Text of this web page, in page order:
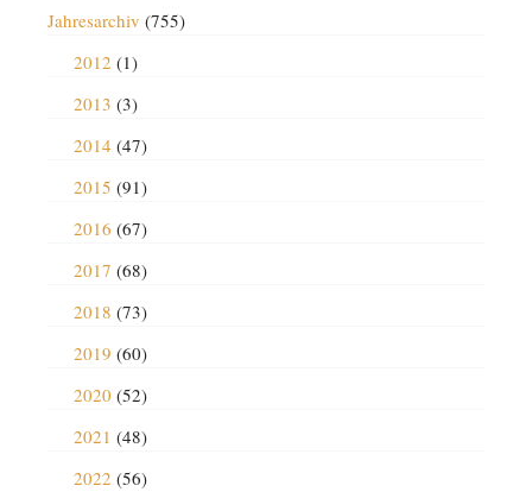
Jahresarchiv (755)
2012 (1)
2013 (3)
2014 (47)
2015 (91)
2016 (67)
2017 (68)
2018 (73)
2019 (60)
2020 (52)
2021 (48)
2022 (56)